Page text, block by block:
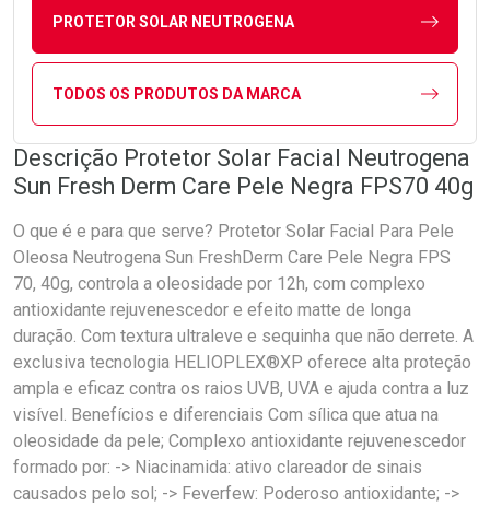
PROTETOR SOLAR NEUTROGENA
TODOS OS PRODUTOS DA MARCA
Descrição Protetor Solar Facial Neutrogena
Sun Fresh Derm Care Pele Negra FPS70 40g
O que é e para que serve? Protetor Solar Facial Para Pele
Oleosa Neutrogena Sun FreshDerm Care Pele Negra FPS
70, 40g, controla a oleosidade por 12h, com complexo
antioxidante rejuvenescedor e efeito matte de longa
duração. Com textura ultraleve e sequinha que não derrete. A
exclusiva tecnologia HELIOPLEX®XP oferece alta proteção
ampla e eficaz contra os raios UVB, UVA e ajuda contra a luz
visível. Benefícios e diferenciais Com sílica que atua na
oleosidade da pele; Complexo antioxidante rejuvenescedor
formado por: -> Niacinamida: ativo clareador de sinais
causados pelo sol; -> Feverfew: Poderoso antioxidante; ->